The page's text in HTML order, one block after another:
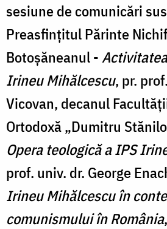
sesiune de comunicări
Preasfințitul Părinte
Botoșăneanul -
Irineu Mihălcescu, pr.
Vicovan, decanul
Ortodoxă „Dumitru
Opera teologică a IPS
prof. univ. dr. George
Irineu Mihălcescu în
comunismului în România